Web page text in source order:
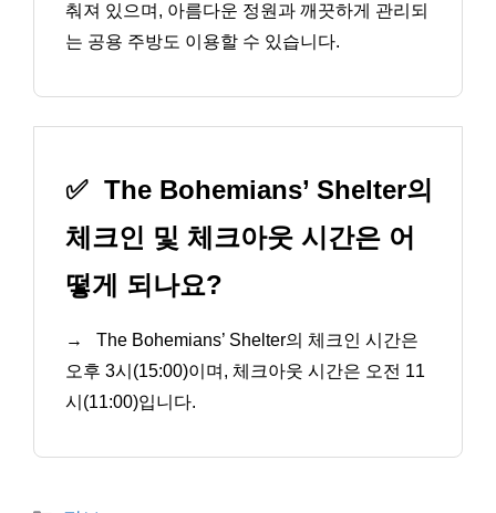
춰져 있으며, 아름다운 정원과 깨끗하게 관리되
는 공용 주방도 이용할 수 있습니다.
✅ The Bohemians’ Shelter의
체크인 및 체크아웃 시간은 어
떻게 되나요?
→
The Bohemians’ Shelter의 체크인 시간은
오후 3시(15:00)이며, 체크아웃 시간은 오전 11
시(11:00)입니다.